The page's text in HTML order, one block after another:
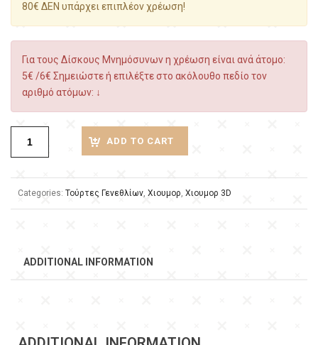
80€ ΔΕΝ υπάρχει επιπλέον χρέωση!
Για τους Δίσκους Μνημόσυνων η χρέωση είναι ανά άτομο:
5€ /6€ Σημειώστε ή επιλέξτε στο ακόλουθο πεδίο τον
αριθμό ατόμων: ↓
ADD TO CART
Categories: Τούρτες Γενεθλίων, Χιουμορ, Χιουμορ 3D
ADDITIONAL INFORMATION